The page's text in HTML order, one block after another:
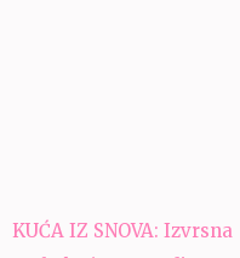
Navigacija
KUĆA IZ SNOVA: Izvrsna